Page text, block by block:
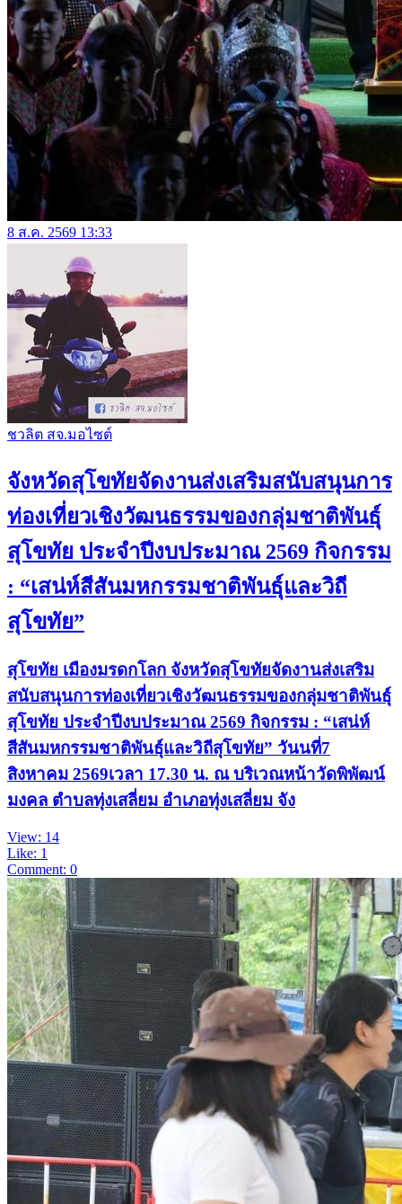
8 ส.ค. 2569 13:33
ชวลิต สจ.มอไซต์
จังหวัดสุโขทัยจัดงานส่งเสริมสนับสนุนการ
ท่องเที่ยวเชิงวัฒนธรรมของกลุ่มชาติพันธุ์
สุโขทัย ประจำปีงบประมาณ 2569 กิจกรรม
: “เสน่ห์สีสันมหกรรมชาติพันธุ์และวิถี
สุโขทัย”
สุโขทัย เมืองมรดกโลก จังหวัดสุโขทัยจัดงานส่งเสริม
สนับสนุนการท่องเที่ยวเชิงวัฒนธรรมของกลุ่มชาติพันธุ์
สุโขทัย ประจำปีงบประมาณ 2569 กิจกรรม : “เสน่ห์
สีสันมหกรรมชาติพันธุ์และวิถีสุโขทัย” วันนที่7
สิงหาคม 2569เวลา 17.30 น. ณ บริเวณหน้าวัดพิพัฒน์
มงคล ตำบลทุ่งเสลี่ยม อำเภอทุ่งเสลี่ยม จัง
View: 14
Like: 1
Comment: 0